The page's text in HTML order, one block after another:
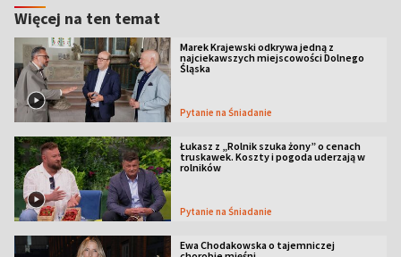
Więcej na ten temat
Marek Krajewski odkrywa jedną z
najciekawszych miejscowości Dolnego
Śląska
Pytanie na Śniadanie
Łukasz z „Rolnik szuka żony” o cenach
truskawek. Koszty i pogoda uderzają w
rolników
Pytanie na Śniadanie
Ewa Chodakowska o tajemniczej